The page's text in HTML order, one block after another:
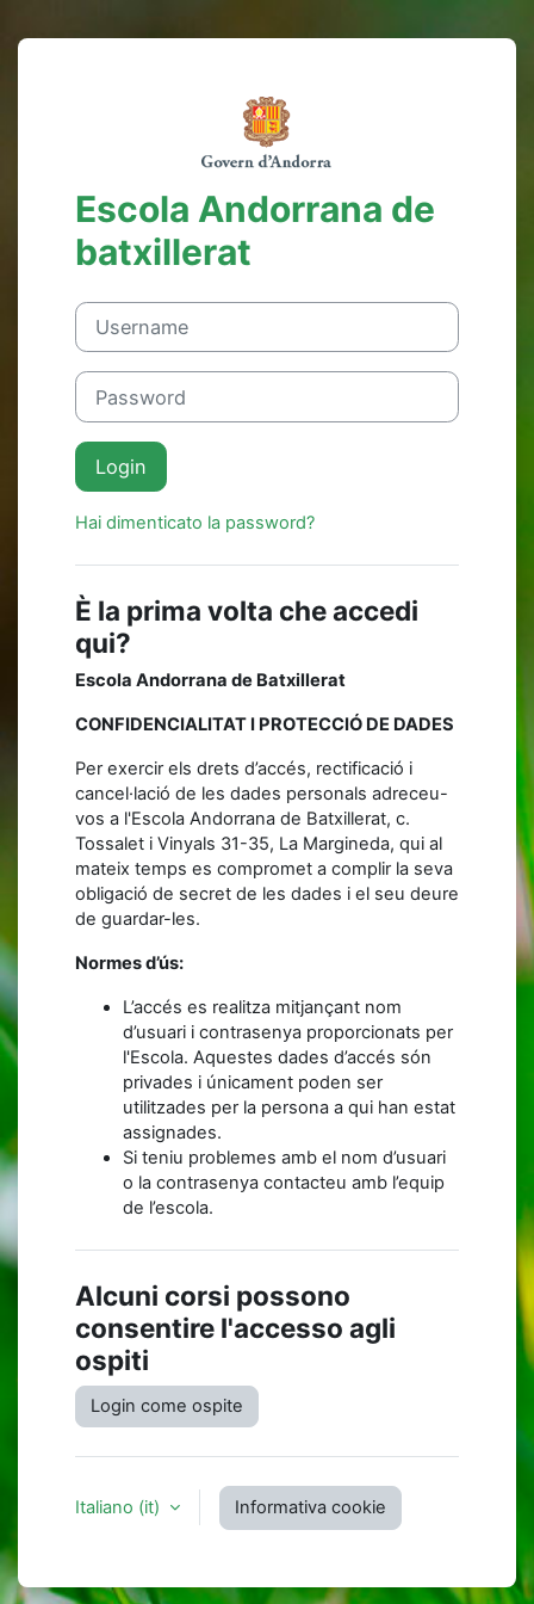
Login su
Escola Andorrana de
batxillerat
Username
Password
Login
Hai dimenticato la password?
È la prima volta che accedi
qui?
Escola Andorrana de Batxillerat
CONFIDENCIALITAT I PROTECCIÓ DE DADES
Per exercir els drets d’accés, rectificació i
cancel·lació de les dades personals adreceu-
vos a l'Escola Andorrana de Batxillerat, c.
Tossalet i Vinyals 31-35, La Margineda, qui al
mateix temps es compromet a complir la seva
obligació de secret de les dades i el seu deure
de guardar-les.
Normes d’ús:
L’accés es realitza mitjançant nom
d’usuari i contrasenya proporcionats per
l'Escola. Aquestes dades d’accés són
privades i únicament poden ser
utilitzades per la persona a qui han estat
assignades.
Si teniu problemes amb el nom d’usuari
o la contrasenya contacteu amb l’equip
de l’escola.
Alcuni corsi possono
consentire l'accesso agli
ospiti
Login come ospite
Italiano ‎(it)‎ Informativa cookie